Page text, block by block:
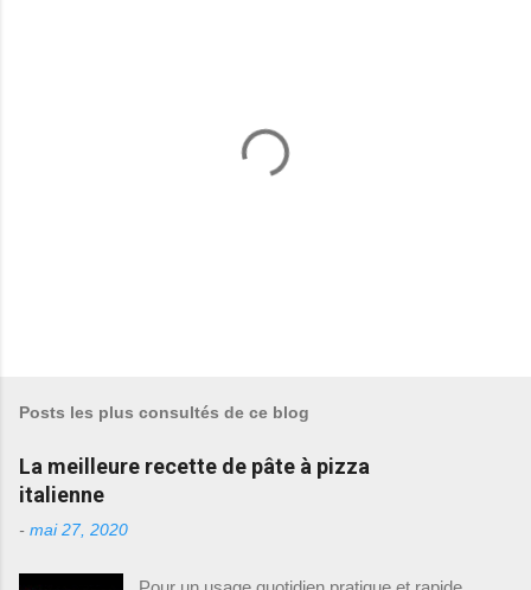
e
s
t
r
e
u
Posts les plus consultés de ce blog
La meilleure recette de pâte à pizza
italienne
- mai 27, 2020